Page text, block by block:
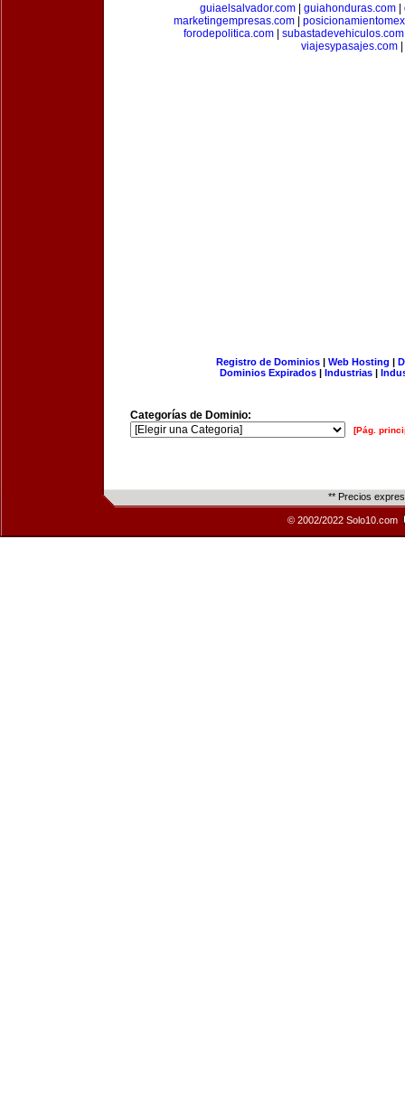
guiaelsalvador.com| guiahonduras.com|
marketingempresas.com
forodepolitica.com| subastadevehiculos.com
viajesypasajes.com|
Registro de Dominios| Web Hosting |
Dominios Expirados | Industrias |
Categorías de Dominio:
[Pág.
** Precios
© 2002/2022 Solo10.com